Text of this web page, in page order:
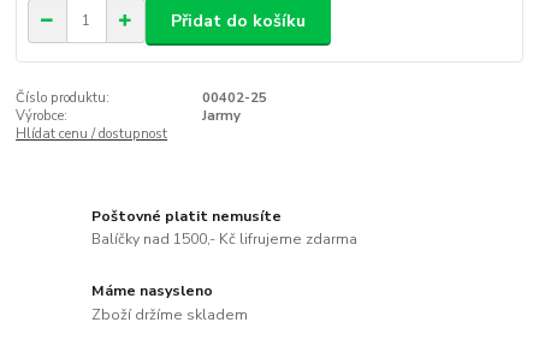
Přidat do košíku
Číslo produktu:
00402-25
Výrobce:
Jarmy
Hlídat cenu / dostupnost
Poštovné platit nemusíte
Balíčky nad 1500,- Kč lifrujeme zdarma
Máme nasysleno
Zboží držíme skladem